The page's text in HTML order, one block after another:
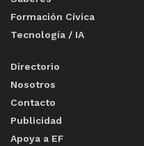
Formación Cívica
Tecnología / IA
Directorio
Nosotros
Contacto
Publicidad
Apoya a EF